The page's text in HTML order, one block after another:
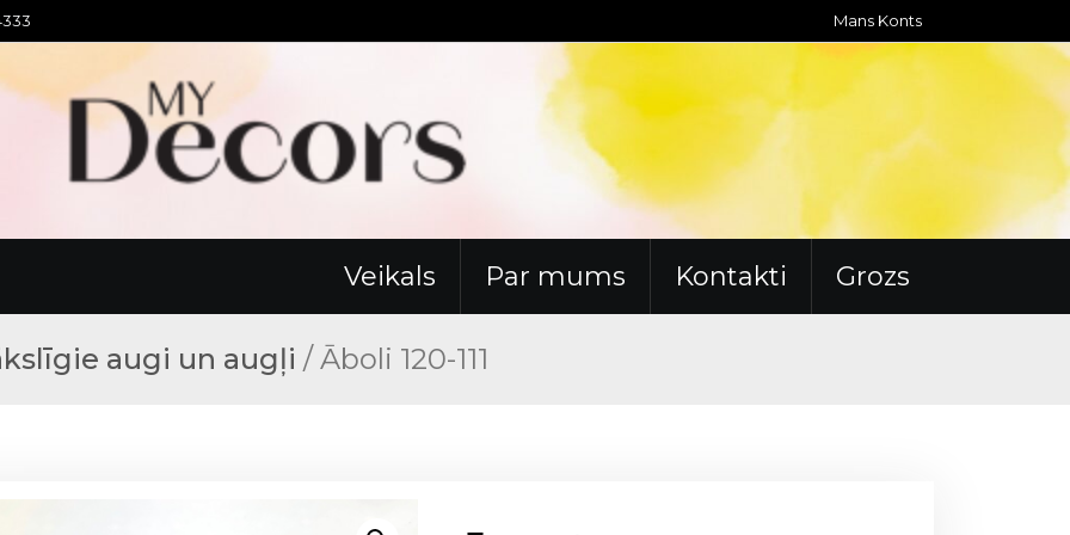
Mans Konts
Veikals Par mums Kontakti Grozs
augi un augļi / Āboli 120-111